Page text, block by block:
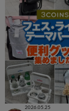
2026.05.25